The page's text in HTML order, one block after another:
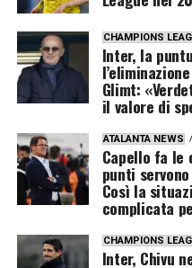
CHAMPIONS
Inter, la
Glimt:
il valore di
ATALANTA NEWS
Capello fa le
punti
Così la
complicata
CHAMPIONS
Inter, Chivu